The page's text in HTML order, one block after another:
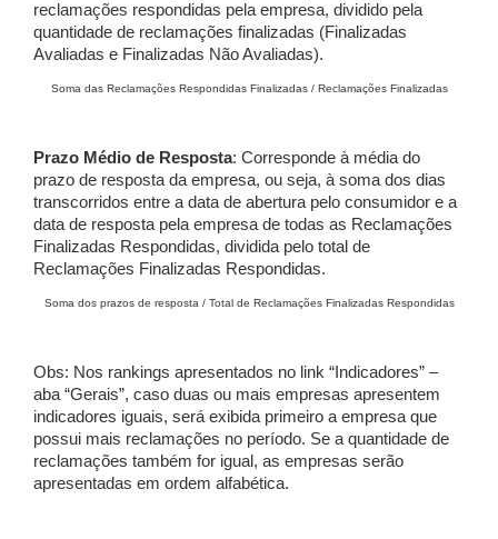
reclamações respondidas pela empresa, dividido pela
quantidade de reclamações finalizadas (Finalizadas
Avaliadas e Finalizadas Não Avaliadas).
Soma das Reclamações Respondidas Finalizadas / Reclamações Finalizadas
Prazo Médio de Resposta: Corresponde à média do
prazo de resposta da empresa, ou seja, à soma dos dias
transcorridos entre a data de abertura pelo consumidor e a
data de resposta pela empresa de todas as Reclamações
Finalizadas Respondidas, dividida pelo total de
Reclamações Finalizadas Respondidas.
Soma dos prazos de resposta / Total de Reclamações Finalizadas Respondidas
Obs: Nos rankings apresentados no link “Indicadores” –
aba “Gerais”, caso duas ou mais empresas apresentem
indicadores iguais, será exibida primeiro a empresa que
possui mais reclamações no período. Se a quantidade de
reclamações também for igual, as empresas serão
apresentadas em ordem alfabética.